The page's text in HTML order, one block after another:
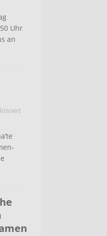
Uhr
an